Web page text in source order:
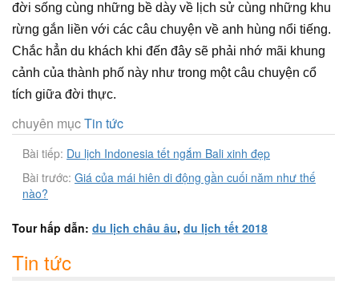
đời sống cùng những bề dày về lịch sử cùng những khu
rừng gắn liền với các câu chuyện về anh hùng nổi tiếng.
Chắc hẳn du khách khi đến đây sẽ phải nhớ mãi khung
cảnh của thành phố này như trong một câu chuyện cổ
tích giữa đời thực.
chuyên mụcTin tức
Bài tiếp: Du lịch Indonesia tết ngắm Bali xinh đẹp
Bài trước: Giá của mái hiên di động gần cuối năm như thế
nào?
Tour hấp dẫn: du lịch châu âu, du lịch tết 2018
Tin tức